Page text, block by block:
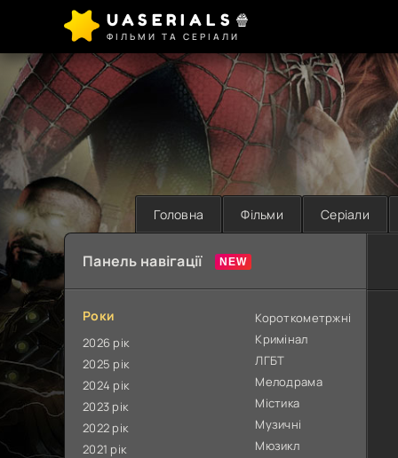
UASERIALS🍿
ФІЛЬМИ ТА СЕРІАЛИ
Головна Фільми Серіали
Панель навігації
Роки
2026 рік
2025 рік
2024 рік
2023 рік
2022 рік
2021 рік
Короткометржні
Кримінал
ЛГБТ
Мелодрама
Містика
Музичні
Мюзикл